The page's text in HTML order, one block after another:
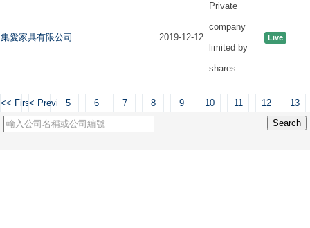
集愛家具有限公司 2019-12-12
Private
company
limited by
shares
Live
<< First< Previous
5 6 7 8 9 10 11 12 13